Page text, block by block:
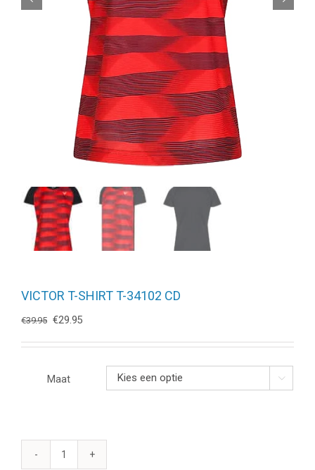
VICTOR T-SHIRT T-34102 CD
€39.95 Oorspronkelijke
was:
€29.95Huidige
is:
€29.95.
Maat

VICTOR